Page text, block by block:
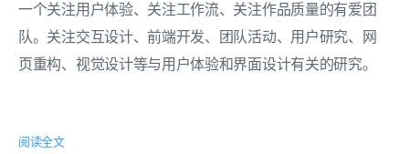
一个关注用户体验、关注工作流、关注作品质量的有爱团
队。关注交互设计、前端开发、团队活动、用户研究、网
页重构、视觉设计等与用户体验和界面设计有关的研究。
阅读全文